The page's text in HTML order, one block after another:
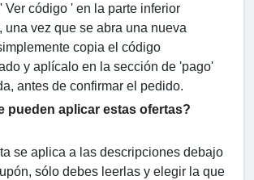
Ver código ' en la parte inferior
una vez que se abra una nueva
copia el código
y aplícalo en la sección de 'pago'
antes de confirmar el pedido.
pueden aplicar estas ofertas?
se aplica a las descripciones debajo
sólo debes leerlas y elegir la que